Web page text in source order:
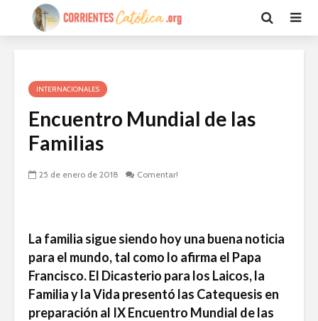
INTERNACIONALES
Encuentro Mundial de las
Familias
25 de enero de 2018 Comentar!
La familia sigue siendo hoy una buena noticia
para el mundo, tal como lo afirma el Papa
Francisco. El Dicasterio para los Laicos, la
Familia y la Vida presentó las Catequesis en
preparación al IX Encuentro Mundial de las